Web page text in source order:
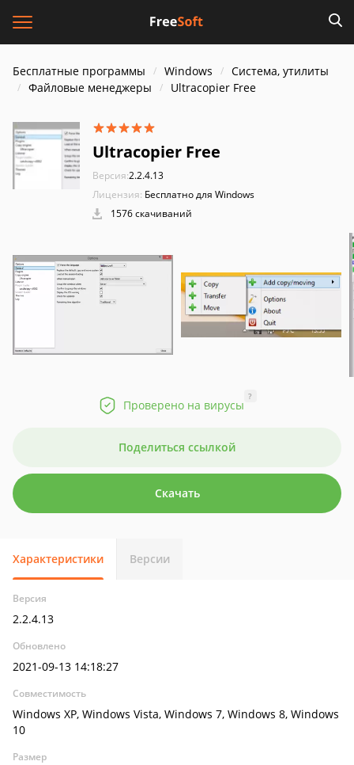
Бесплатные программы Windows
Система, утилиты
Файловые менеджеры
Ultracopier Free
Ultracopier Free
Версия:2.2.4.13
Лицензия: Бесплатно для Windows
1576 скачиваний
Проверено на вирусы
?
Поделиться ссылкой
Скачать
Характеристики Версии
Версия
2.2.4.13
Обновлено
2021-09-13 14:18:27
Совместимость
Windows XP, Windows Vista, Windows 7, Windows 8, Windows
10
Размер